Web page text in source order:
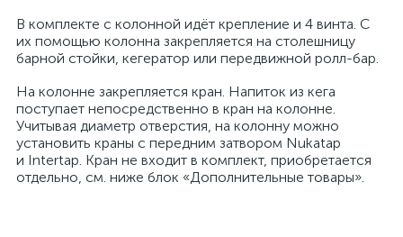
В комплекте с колонной идёт крепление и 4 винта. С
их помощью колонна закрепляется на столешницу
барной стойки, кегератор или передвижной ролл-бар.
На колонне закрепляется кран. Напиток из кега
поступает непосредственно в кран на колонне.
Учитывая диаметр отверстия, на колонну можно
установить краны с передним затвором Nukatap
и Intertap. Кран не входит в комплект, приобретается
отдельно, см. ниже блок «Дополнительные товары».